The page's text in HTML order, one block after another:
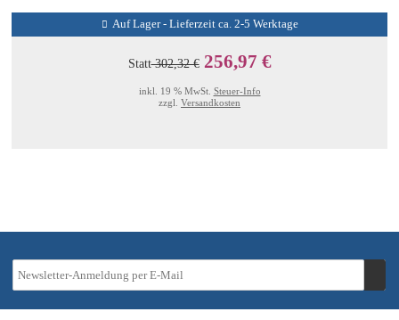
Auf Lager - Lieferzeit ca. 2-5 Werktage
Statt302,32 € 256,97 €
inkl. 19 % MwSt. Steuer-Info
zzgl. Versandkosten